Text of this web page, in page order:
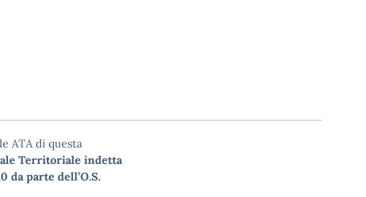
ATA di questa
Territoriale indetta
da parte dell’O.S.